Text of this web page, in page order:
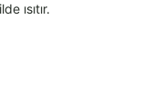
ısıtır.